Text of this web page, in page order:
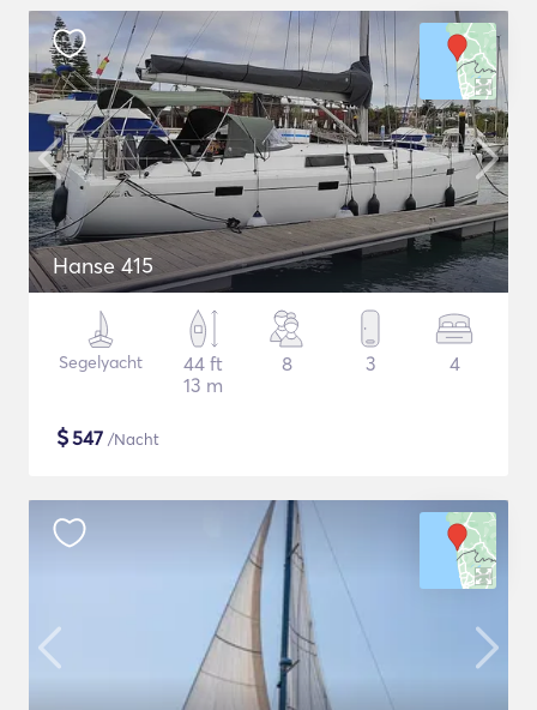
Hanse 415
Segelyacht
44 ft
13 m
8 3 4
$547 /Nacht